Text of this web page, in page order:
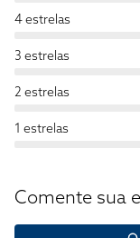
4 estrelas
3 estrelas
2 estrelas
1 estrelas
Comente sua